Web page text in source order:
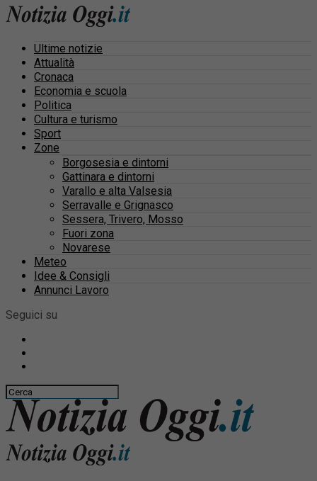
Ultime notizie
Attualità
Cronaca
Economia e scuola
Politica
Cultura e turismo
Sport
Zone
Borgosesia e dintorni
Gattinara e dintorni
Varallo e alta Valsesia
Serravalle e Grignasco
Sessera, Trivero, Mosso
Fuori zona
Novarese
Meteo
Idee & Consigli
Annunci Lavoro
Seguici su